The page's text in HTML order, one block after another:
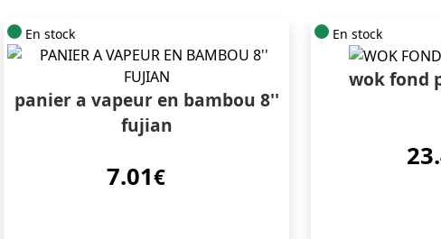
En stock
panier a vapeur en bambou 8''
fujian
7.01€
En stock
wok fond